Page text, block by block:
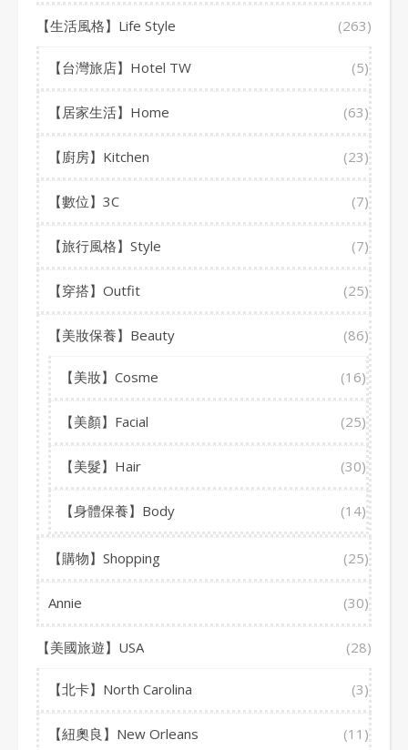
【生活風格】Life Style (263)
【台灣旅店】Hotel TW (5)
【居家生活】Home (63)
【廚房】Kitchen (23)
【數位】3C (7)
【旅行風格】Style (7)
【穿搭】Outfit (25)
【美妝保養】Beauty (86)
【美妝】Cosme (16)
【美顏】Facial (25)
【美髮】Hair (30)
【身體保養】Body (14)
【購物】Shopping (25)
Annie (30)
【美國旅遊】USA (28)
【北卡】North Carolina (3)
【紐奧良】New Orleans (11)